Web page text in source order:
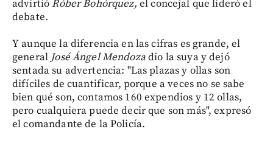
advirtióRóber Bohórquez, el concejal que lideró el
debate.
Y aunque la diferencia en las cifras es grande, el
general José Ángel Mendozadio la suya y dejó
sentada su advertencia: "Las plazas y ollas son
difíciles de cuantificar, porque a veces no se sabe
bien qué son, contamos 160 expendios y 12 ollas,
pero cualquiera puede decir que son más", expresó
el comandante de la Policía.